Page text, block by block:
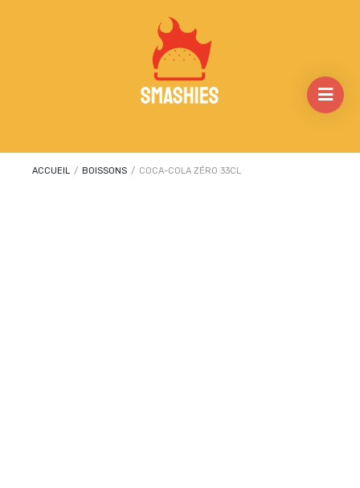
ACCUEIL / BOISSONS / COCA-COLA ZÉRO 33CL